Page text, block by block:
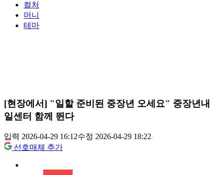
컬처
머니
테마
[현장에서] "일할 준비된 중장년 오세요" 중장년내
일센터 함께 뛴다
입력 2026-04-29 16:12수정 2026-04-29 18:22
선호매체 추가